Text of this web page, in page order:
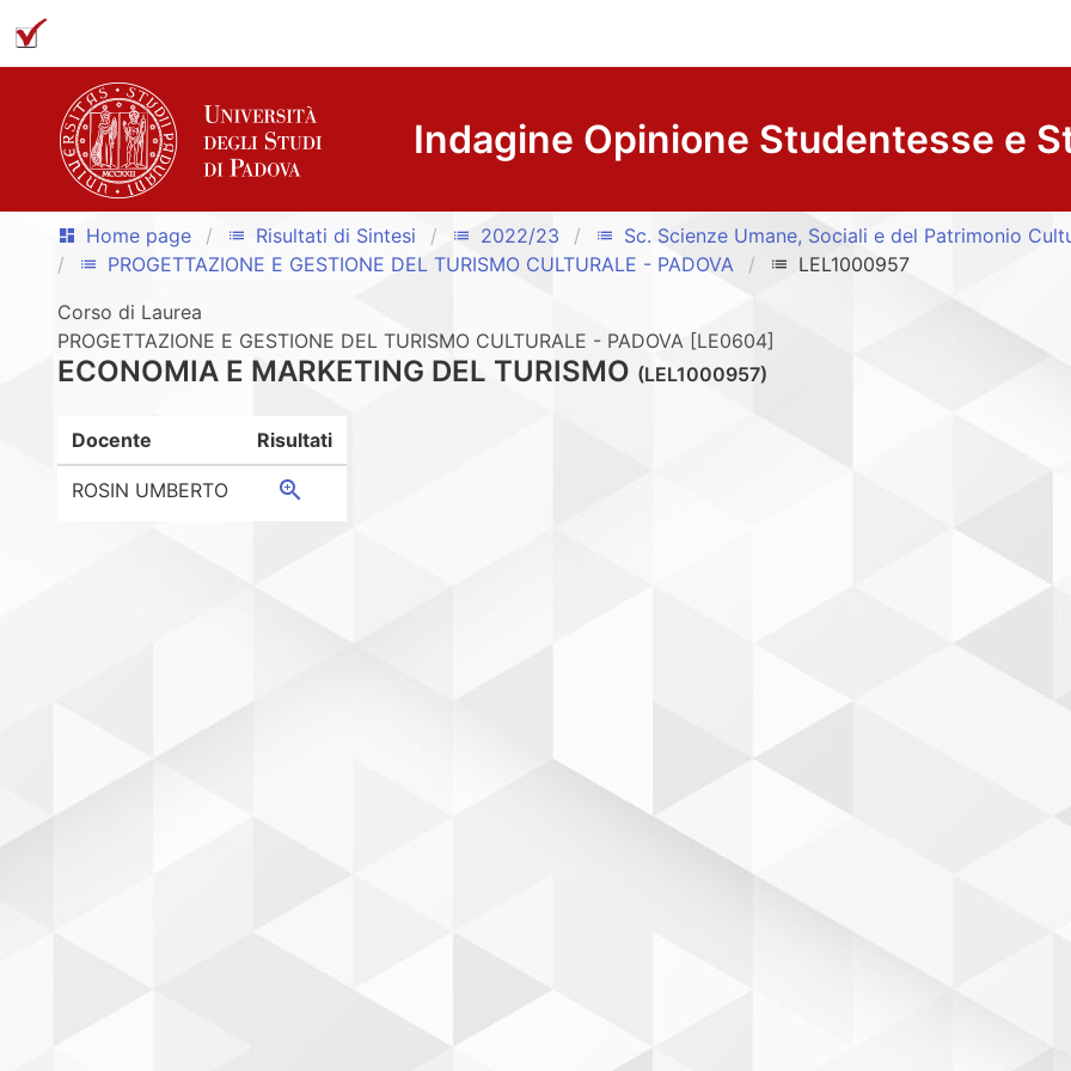
Indagine Opinione Studentesse e
dashboard Home page list Risultati di Sintesi list 2022/23 list Sc. Scienze Umane, Sociali e del Patrimonio
list PROGETTAZIONE E GESTIONE DEL TURISMO CULTURALE - PADOVA list
LEL1000957
Corso di Laurea
PROGETTAZIONE E GESTIONE DEL TURISMO CULTURALE - PADOVA [LE0604]
ECONOMIA E MARKETING DEL TURISMO (LEL1000957)
Docente Risultati
ROSIN UMBERTO zoom_in